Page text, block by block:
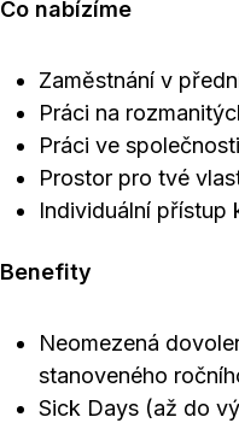
Co nabízíme
Zaměstnání v
Práci na
Práci ve
Prostor pro tvé
Individuální přístup
Benefity
Neomezená
stanoveného
Sick Days (až do